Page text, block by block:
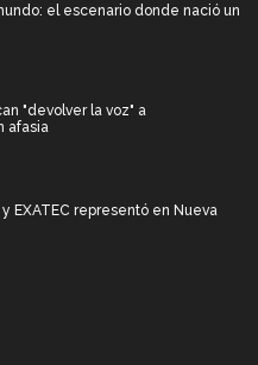
el escenario donde nació un
"devolver la voz" a
afasia
EXATEC representó en Nueva